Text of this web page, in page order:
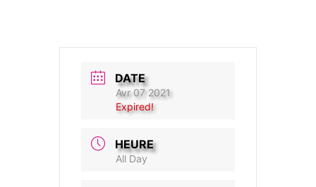
DATE
Avr 07 2021
Expired!
HEURE
All Day